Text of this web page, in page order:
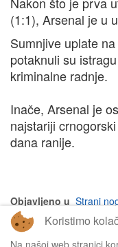
(1:1), Arsenal je u
Sumnjive uplate
potaknuli su
kriminalne radnje.
Inače, Arsenal je
najstariji
dana ranije.
Objavljeno u Strani
Koristimo
Na našoj web stranici